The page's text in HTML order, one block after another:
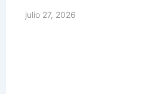
julio 27, 2026